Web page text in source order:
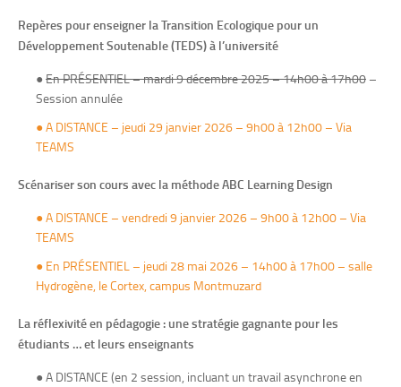
Repères pour enseigner la Transition Ecologique pour un
Développement Soutenable (TEDS) à l’université
●En PRÉSENTIEL – mardi 9 décembre 2025 – 14h00 à 17h00 –
Session annulée
●A DISTANCE – jeudi 29 janvier 2026 – 9h00 à 12h00 – Via
TEAMS
Scénariser son cours avec la méthode ABC Learning Design
●A DISTANCE – vendredi 9 janvier 2026 – 9h00 à 12h00 – Via
TEAMS
● En PRÉSENTIEL – jeudi 28 mai 2026 – 14h00 à 17h00 – salle
Hydrogène, le Cortex, campus Montmuzard
La réflexivité en pédagogie : une stratégie gagnante pour les
étudiants … et leurs enseignants
● A DISTANCE (en 2 session, incluant un travail asynchrone en